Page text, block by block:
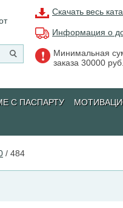
Скачать весь
Информация о
Минимальная
заказа 30000 руб.
С ПАСПАРТУ
/ 484